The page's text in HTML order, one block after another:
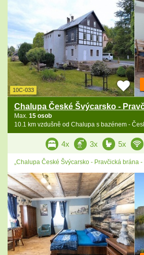
10C-033
Chalupa České Švýcarsko -
Max. 15 osob
10.1 km vzdušně od Chalupa s bazénem -
4x 3x 5x
„Chalupa České Švýcarsko - Pravčická brána -